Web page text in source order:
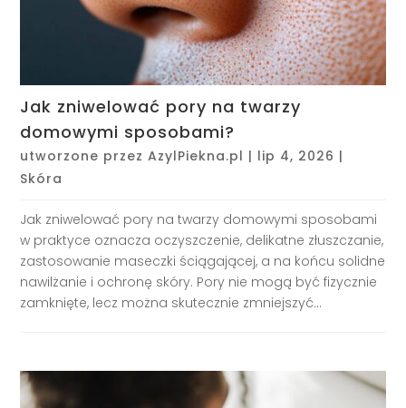
Jak zniwelować pory na twarzy
domowymi sposobami?
utworzone przezAzylPiekna.pl | lip 4, 2026 |
Skóra
Jak zniwelować pory na twarzy domowymi sposobami
w praktyce oznacza oczyszczenie, delikatne złuszczanie,
zastosowanie maseczki ściągającej, a na końcu solidne
nawilżanie i ochronę skóry. Pory nie mogą być fizycznie
zamknięte, lecz można skutecznie zmniejszyć...